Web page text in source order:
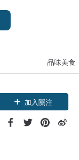
品味美食
加入關注